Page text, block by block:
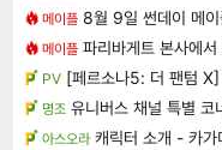
메이플 8월 9일 썬데이 메
메이플 파리바게트 본사에서
PV [페르소나5: 더 팬텀 X]
명조 유니버스 채널 특별 코
아스오라 캐릭터 소개 - 카가